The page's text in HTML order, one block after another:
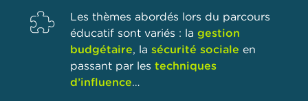
Les thèmes abordés lors du parcours
éducatif sont variés : la gestion
budgétaire, la sécurité sociale en
passant par les techniques
d’influence…